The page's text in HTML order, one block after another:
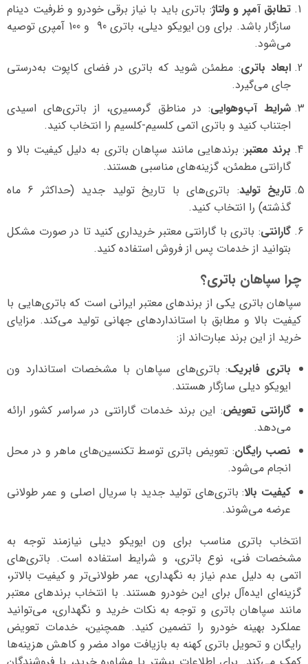
تطابق آمپر و ولتاژ: باتری باید با نیاز برقی خودرو و ظرفیت دینام
سازگار باشد. برای ون ایویکو دیلی، باتری 90 و 100 آمپری توصیه
می‌شود.
ابعاد باتری: مطمئن شوید که باتری در فضای کاپوت به‌درستی
جای می‌گیرد.
شرایط آب‌وهوایی: در مناطق گرمسیری، از باتری‌های اسیدی
اجتناب کنید و باتری اتمی کلسیم-کلسیم را انتخاب کنید.
برند معتبر: برندهایی مانند سپاهان باتری به دلیل کیفیت بالا و
گارانتی مطمئن، گزینه‌های مناسبی هستند.
تاریخ تولید
: باتری‌های با تاریخ تولید جدید (حداکثر 6 ماه
گذشته) را انتخاب کنید.
گارانتی: باتری با گارانتی معتبر خریداری کنید تا در صورت مشکل
بتوانید از خدمات پس از فروش استفاده کنید.
چرا سپاهان باتری؟
سپاهان باتری یکی از برندهای معتبر ایرانی است که باتری‌هایی با
کیفیت بالا و مطابق با استانداردهای جهانی تولید می‌کند. مزایای
خرید از این برند عبارت‌اند از:
باتری فابریک: باتری‌های سپاهان با مشخصات استاندارد ون
ایویکو دیلی سازگار هستند.
گارانتی تعویض: این برند خدمات گارانتی در سراسر کشور ارائه
می‌دهد.
نصب رایگان: تعویض باتری توسط تکنسین‌های ماهر و در محل
انجام می‌شود.
کیفیت بالا: باتری‌های تولید جدید با سریال اصلی و عمر طولانی
عرضه می‌شوند.
انتخاب باتری مناسب برای ون ایویکو دیلی نیازمند توجه به
مشخصات فنی، نوع باتری، و شرایط استفاده است. باتری‌های
اتمی به دلیل عدم نیاز به نگهداری، عمر طولانی‌تر و کیفیت بالاتر،
گزینه‌ای ایده‌آل برای این خودرو هستند. با انتخاب برندهای معتبر
مانند سپاهان باتری و توجه به نکات خرید و نگهداری، می‌توانید
عملکرد بهینه خودرو را تضمین کنید. همچنین، خدمات تعویض
رایگان و تحویل باتری کهنه به بازیافت مواد مضر و کاهش هزینه‌ها